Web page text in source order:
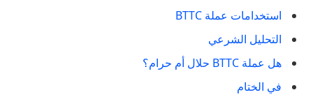
استخدامات عملة BTTC
التحليل الشرعي
هل عملة BTTC حلال أم حرام؟
في الختام